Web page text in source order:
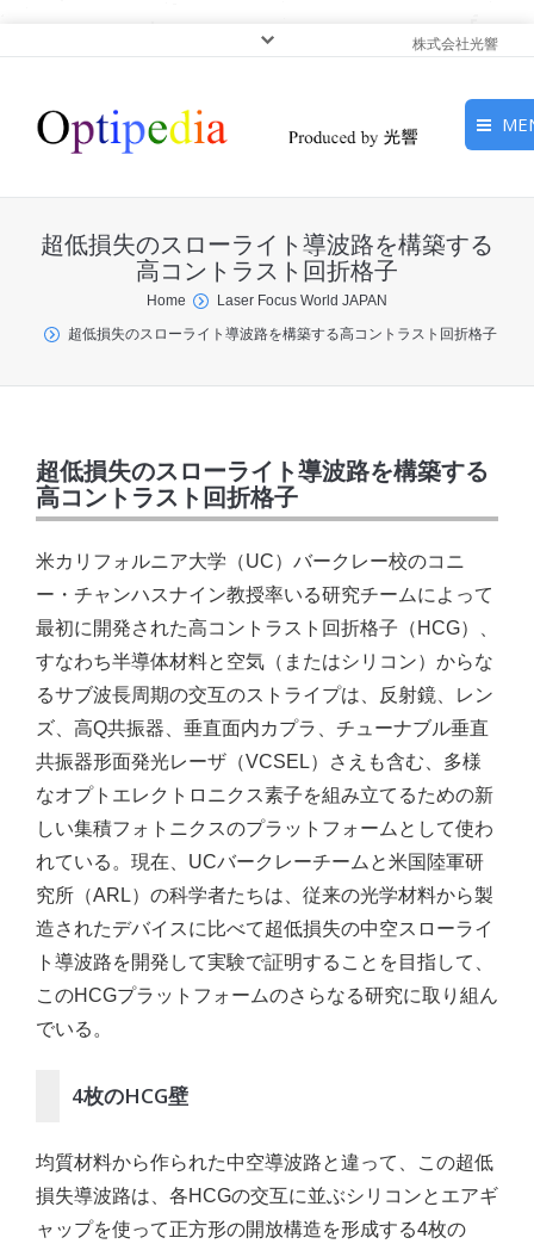
株式会社光響
ピックアップ
サービス
超低損失のスローライト導波路を構築する
高コントラスト回折格子
You are here:Home
Laser Focus World JAPAN
超低損失のスローライト導波路を構築する高コントラスト回折格子
超低損失のスローライト導波路を構築する
高コントラスト回折格子
米カリフォルニア大学（UC）バークレー校のコニ
ー・チャンハスナイン教授率いる研究チームによって
最初に開発された高コントラスト回折格子（HCG）、
すなわち半導体材料と空気（またはシリコン）からな
るサブ波長周期の交互のストライプは、反射鏡、レン
ズ、高Q共振器、垂直面内カプラ、チューナブル垂直
共振器形面発光レーザ（VCSEL）さえも含む、多様
なオプトエレクトロニクス素子を組み立てるための新
しい集積フォトニクスのプラットフォームとして使わ
れている。現在、UCバークレーチームと米国陸軍研
究所（ARL）の科学者たちは、従来の光学材料から製
造されたデバイスに比べて超低損失の中空スローライ
ト導波路を開発して実験で証明することを目指して、
このHCGプラットフォームのさらなる研究に取り組ん
でいる。
4枚のHCG壁
均質材料から作られた中空導波路と違って、この超低
損失導波路は、各HCGの交互に並ぶシリコンとエアギ
ャップを使って正方形の開放構造を形成する4枚の